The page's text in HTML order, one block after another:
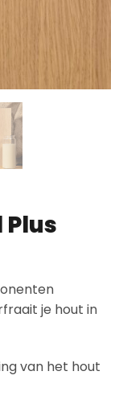
je hout in
van het hout